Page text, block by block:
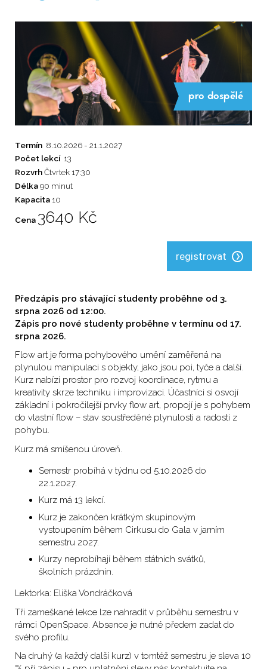
pro dospělé
Předzápis pro stávající studenty proběhne od 3.
srpna 2026 od 12:00.
Zápis pro nové studenty proběhne v termínu od 17.
srpna 2026.
Flow art je forma pohybového umění zaměřená na
plynulou manipulaci s objekty, jako jsou poi, tyče a další.
Kurz nabízí prostor pro rozvoj koordinace, rytmu a
kreativity skrze techniku i improvizaci. Účastníci si osvojí
základní i pokročilejší prvky flow art, propojí je s pohybem
do vlastní flow – stav soustředěné plynulosti a radosti z
pohybu.
Kurz má smíšenou úroveň.
Semestr probíhá v týdnu od 5.10.2026 do
22.1.2027.
Kurz má 13 lekcí.
Kurz je zakončen krátkým skupinovým
vystoupením během Cirkusu do Gala v jarním
semestru 2027.
Kurzy neprobíhají během státních svátků,
školních prázdnin.
Lektorka: Eliška Vondráčková
Tři zameškané lekce lze nahradit v průběhu semestru v
rámci OpenSpace. Absence je nutné předem zadat do
svého profilu.
Na druhý (a každý další kurz) v tomtéž semestru je sleva 10
Termín 8.10.2026 - 21.1.2027
Počet lekcí 13
RozvrhČtvrtek 17:30
Délka90 minut
Kapacita 10
Cena 3640 Kč
registrovat